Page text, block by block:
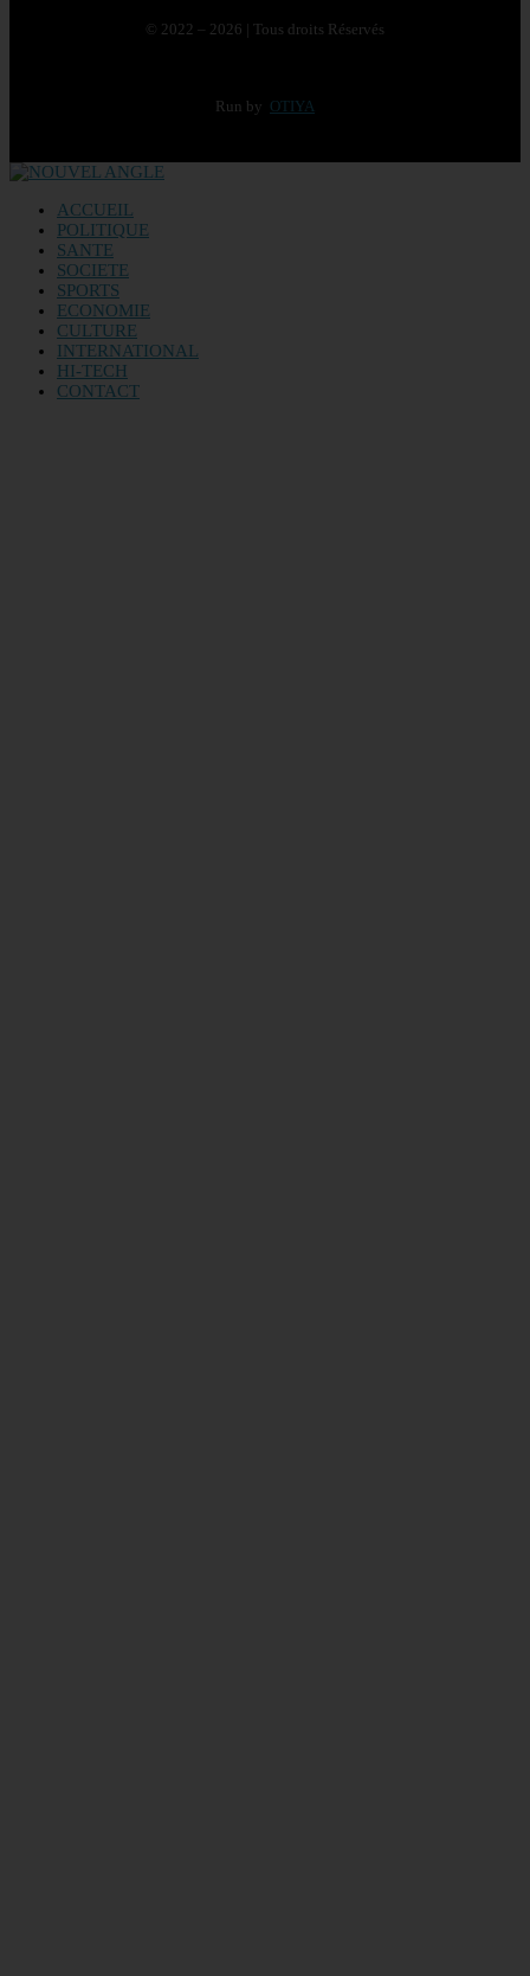
© 2022 – 2026 | Tous droits Réservés
Run by OTIYA
ACCUEIL
POLITIQUE
SANTE
SOCIETE
SPORTS
ECONOMIE
CULTURE
INTERNATIONAL
HI-TECH
CONTACT